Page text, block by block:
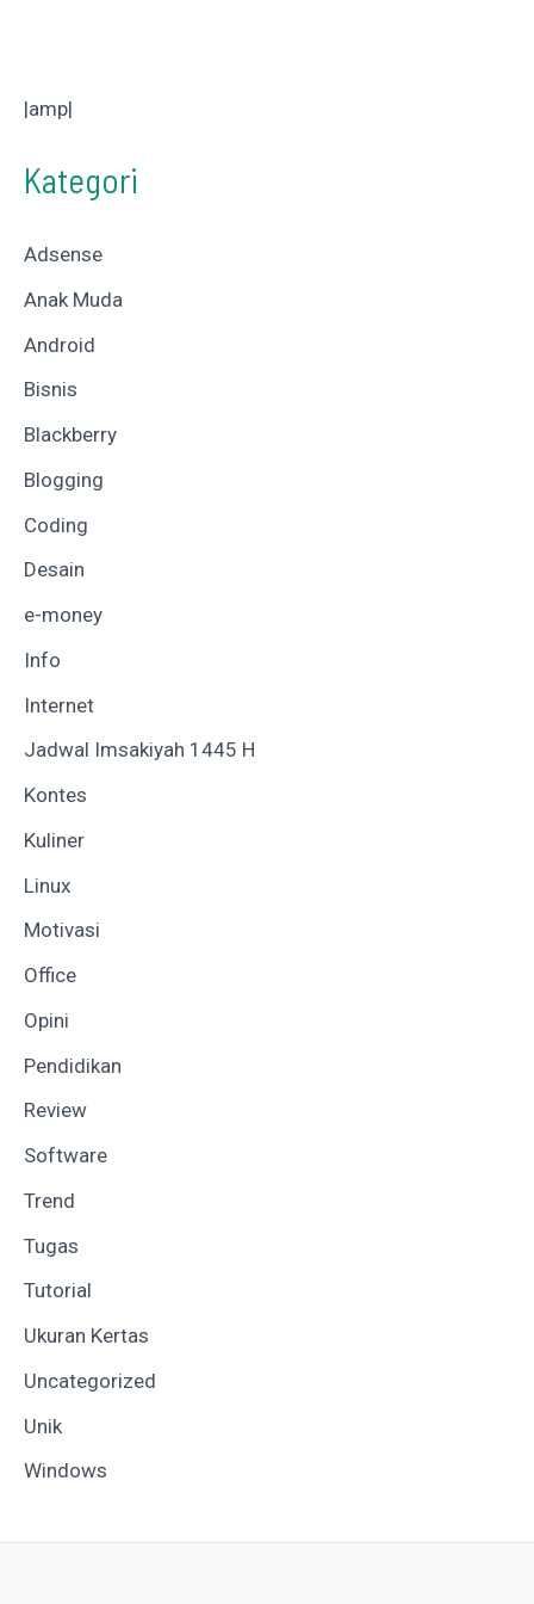
|amp|
Kategori
Adsense
Anak Muda
Android
Bisnis
Blackberry
Blogging
Coding
Desain
e-money
Info
Internet
Jadwal Imsakiyah 1445 H
Kontes
Kuliner
Linux
Motivasi
Office
Opini
Pendidikan
Review
Software
Trend
Tugas
Tutorial
Ukuran Kertas
Uncategorized
Unik
Windows